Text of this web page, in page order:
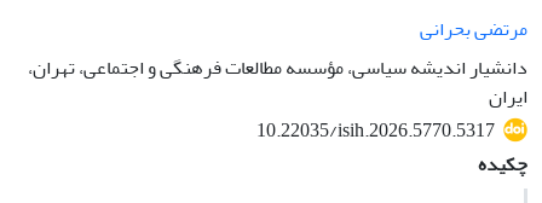
مرتضی بحرانی
دانشیار اندیشه سیاسی، مؤسسه مطالعات فرهنگی و اجتماعی، تهران،
ایران
10.22035/isih.2026.5770.5317
چکیده